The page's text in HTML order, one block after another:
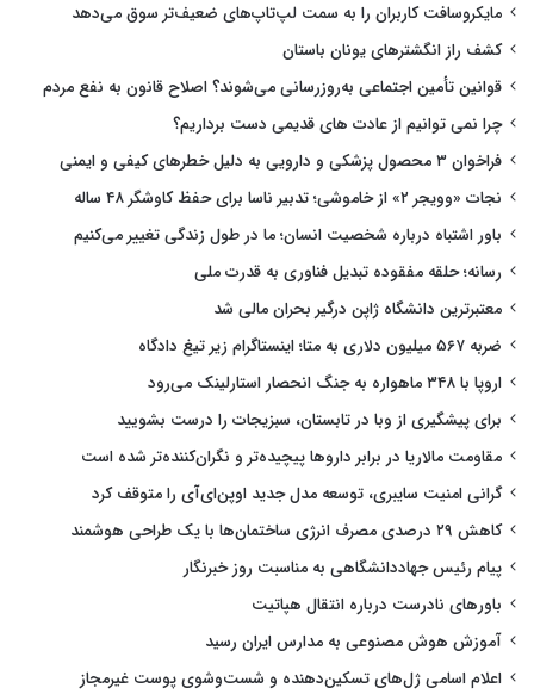
مایکروسافت کاربران را به سمت لپ‌تاپ‌های ضعیف‌تر سوق می‌دهد
کشف راز انگشترهای یونان باستان
قوانین تأمین اجتماعی به‌روزرسانی می‌شوند؟ اصلاح قانون به نفع مردم
چرا نمی توانیم از عادت های قدیمی دست برداریم؟
فراخوان ۳ محصول پزشکی و دارویی به دلیل خطرهای کیفی و ایمنی
نجات «وویجر ۲» از خاموشی؛ تدبیر ناسا برای حفظ کاوشگر ۴۸ ساله
باور اشتباه درباره شخصیت انسان؛ ما در طول زندگی تغییر می‌کنیم
رسانه؛ حلقه مفقوده تبدیل فناوری به قدرت ملی
معتبرترین دانشگاه ژاپن درگیر بحران مالی شد
ضربه ۵۶۷ میلیون دلاری به متا؛ اینستاگرام زیر تیغ دادگاه
اروپا با ۳۴۸ ماهواره به جنگ انحصار استارلینک می‌رود
برای پیشگیری از وبا در تابستان، سبزیجات را درست بشویید
مقاومت مالاریا در برابر داروها پیچیده‌تر و نگران‌کننده‌تر شده است
گرانی امنیت سایبری، توسعه مدل جدید اوپن‌ای‌آی را متوقف کرد
کاهش ۲۹ درصدی مصرف انرژی ساختمان‌ها با یک طراحی هوشمند
پیام رئیس جهاددانشگاهی به مناسبت روز خبرنگار
باورهای نادرست درباره انتقال هپاتیت
آموزش هوش مصنوعی به مدارس ایران رسید
اعلام اسامی ژل‌های تسکین‌دهنده و شست‌وشوی پوست غیرمجاز